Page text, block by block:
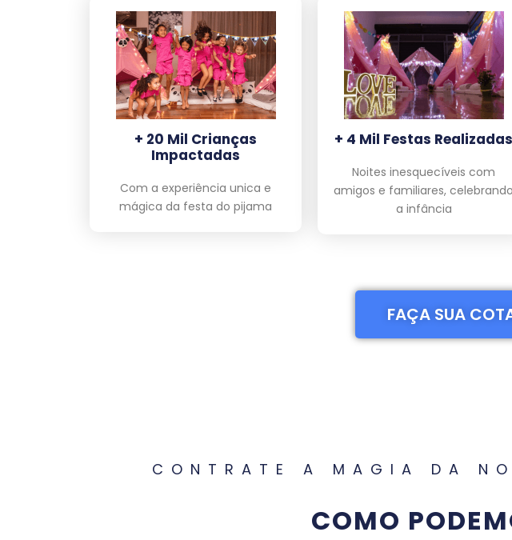
+ 20 Mil Crianças
Impactadas
Com a experiência unica e
mágica da festa do pijama
+ 4 Mil Festas Realizadas
Noites inesquecíveis com
amigos e familiares, celebrando
a infância
FAÇA SUA
CONTRATE A MAGIA DA
COMO